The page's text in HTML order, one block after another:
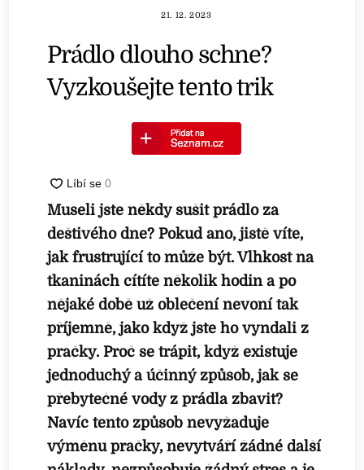
21. 12. 2023
Prádlo dlouho schne?
Vyzkoušejte tento trik
Museli jste někdy sušit prádlo za
deštivého dne? Pokud ano, jistě víte,
jak frustrující to může být. Vlhkost na
tkaninách cítíte několik hodin a po
nějaké době už oblečení nevoní tak
příjemně, jako když jste ho vyndali z
pračky. Proč se trápit, když existuje
jednoduchý a účinný způsob, jak se
přebytečné vody z prádla zbavit?
Navíc tento způsob nevyžaduje
výměnu pračky, nevytváří žádné další